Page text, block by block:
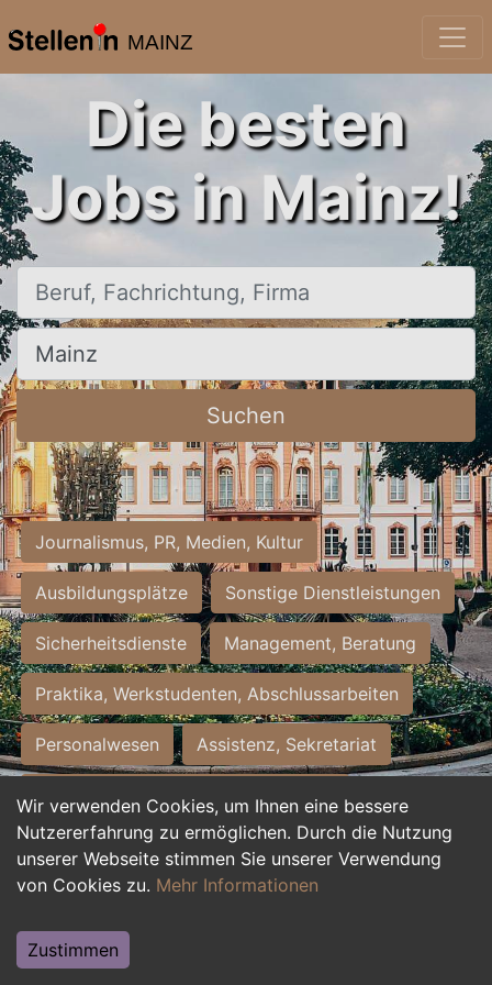
MAINZ
Wir verwenden Cookies, um Ihnen eine bessere
Nutzererfahrung zu ermöglichen. Durch die Nutzung
unserer Webseite stimmen Sie unserer Verwendung
von Cookies zu. Mehr Informationen
Zustimmen
Die besten
Jobs in Mainz!
Beruf, Fachrichtung, Firma
Ort, Stadt
Suchen
Journalismus, PR, Medien, Kultur
Ausbildungsplätze Sonstige Dienstleistungen
Sicherheitsdienste Management, Beratung
Praktika, Werkstudenten, Abschlussarbeiten
Personalwesen Assistenz, Sekretariat
Hilfskräfte, Aushilfs- und Nebenjobs
Einkauf, Logistik, Materialwirtschaft
Weiterbildung, Studium, duale Ausbildung
Tourismus